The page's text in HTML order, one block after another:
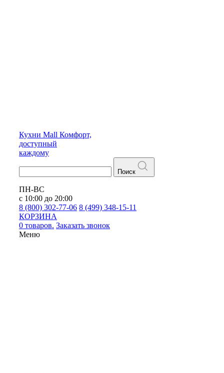
Кухни Mall Комфорт,
доступный
каждому
Поиск
ПН-ВС
с 10:00 до 20:00
8 (800) 302-77-06 8 (499) 348-15-11
КОРЗИНА
0 товаров. Заказать звонок
Меню